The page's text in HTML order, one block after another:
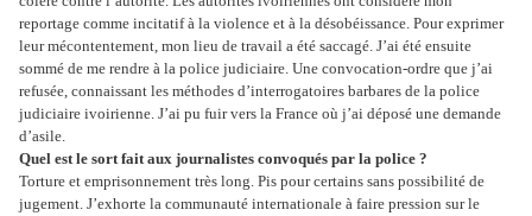
reportage comme incitatif à la violence et à la désobéissance. Pour exprimer
leur mécontentement, mon lieu de travail a été saccagé. J’ai été ensuite
sommé de me rendre à la police judiciaire. Une convocation-ordre que j’ai
refusée, connaissant les méthodes d’interrogatoires barbares de la police
judiciaire ivoirienne. J’ai pu fuir vers la France où j’ai déposé une demande
d’asile.
Quel est le sort fait aux journalistes convoqués par la police ?
Torture et emprisonnement très long. Pis pour certains sans possibilité de
jugement. J’exhorte la communauté internationale à faire pression sur le